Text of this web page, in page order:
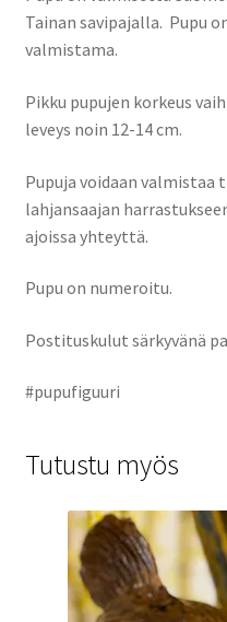
Tainan savipajalla. Pupu
valmistama.
Pikku pupujen korkeus
leveys noin 12-14 cm.
Pupuja voidaan valmistaa
lahjansaajan
ajoissa yhteyttä.
Pupu on numeroitu.
Postituskulut särkyvänä
#pupufiguuri
Tutustu myös